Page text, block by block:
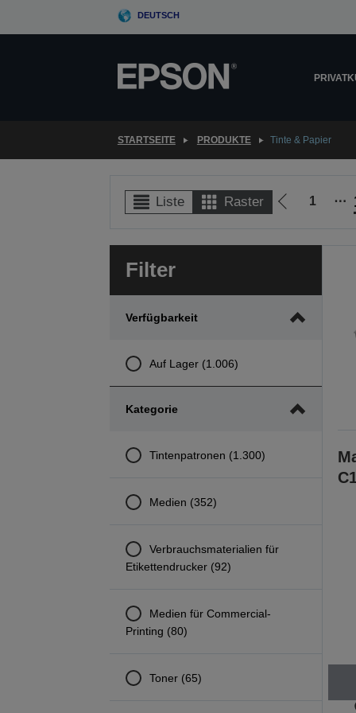
DEUTSCH
STARTSEITE PRODUKTE Tinte & Papier
Liste Raster
Zur
Seite
1 ⋯
Filter
Verfügbarkeit
Auf Lager (1.006)
Kategorie
Tintenpatronen (1.300)
Medien (352)
Verbrauchsmaterialien für
Etikettendrucker (92)
Medien für Commercial-
Printing (80)
Toner (65)